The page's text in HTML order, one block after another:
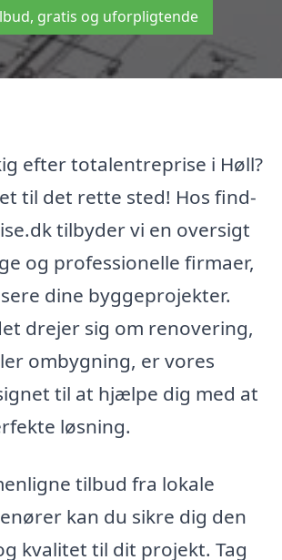
gratis og uforpligtende
efter totalentreprise i Høll?
til det rette sted! Hos find-
tilbyder vi en oversigt
og professionelle firmaer,
dine byggeprojekter.
drejer sig om renovering,
ombygning, er vores
til at hjælpe dig med at
løsning.
tilbud fra lokale
kan du sikre dig den
kvalitet til dit projekt. Tag